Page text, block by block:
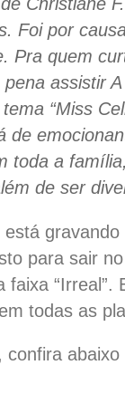
Foi por
Pra quem
assistir
“Miss
de
toda a
de ser
para sair
“Irreal”.
todas as